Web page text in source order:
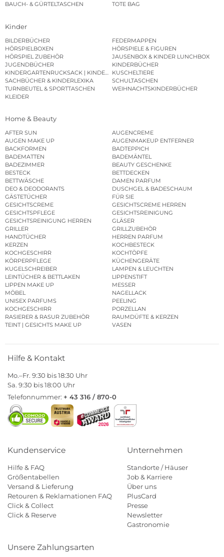
BAUCH- & GÜRTELTASCHEN
TOTE BAG
Kinder
BILDERBÜCHER
FEDERMAPPEN
HÖRSPIELBOXEN
HÖRSPIELE & FIGUREN
HÖRSPIEL ZUBEHÖR
JAUSENBOX & KINDER LUNCHBOX
JUGENDBÜCHER
KINDERBÜCHER
KINDERGARTENRUCKSACK | KINDERGARTENBEUTEL
KUSCHELTIERE
SACHBÜCHER & KINDERLEXIKA
SCHULTASCHEN
TURNBEUTEL & SPORTTASCHEN
WEIHNACHTSKINDERBÜCHER
KLEIDER
Home & Beauty
AFTER SUN
AUGENCREME
AUGEN MAKE UP
AUGENMAKEUP ENTFERNER
BACKFORMEN
BADTEPPICH
BADEMATTEN
BADEMÄNTEL
BADEZIMMER
BEAUTY GESCHENKE
BESTECK
BETTDECKEN
BETTWÄSCHE
DAMEN PARFUM
DEO & DEODORANTS
DUSCHGEL & BADESCHAUM
GÄSTETÜCHER
FÜR SIE
GESICHTSCREME
GESICHTSCREME HERREN
GESICHTSPFLEGE
GESICHTSREINIGUNG
GESICHTSREINIGUNG HERREN
GLÄSER
GRILLER
GRILLZUBEHÖR
HANDTÜCHER
HERREN PARFUM
KERZEN
KOCHBESTECK
KOCHGESCHIRR
KOCHTÖPFE
KÖRPERPFLEGE
KÜCHENGERÄTE
KUGELSCHREIBER
LAMPEN & LEUCHTEN
LEINTÜCHER & BETTLAKEN
LIPPENSTIFT
LIPPEN MAKE UP
MESSER
MÖBEL
NAGELLACK
UNISEX PARFUMS
PEELING
KOCHGESCHIRR
PORZELLAN
RASIERER & RASUR ZUBEHÖR
RAUMDÜFTE & KERZEN
TEINT | GESICHTS MAKE UP
VASEN
Hilfe & Kontakt
Mo.–Fr. 9:30 bis 18:30 Uhr
Sa. 9:30 bis 18:00 Uhr
Telefonnummer: + 43 316 / 870-0
Kundenservice
Hilfe & FAQ
Größentabellen
Versand & Lieferung
Retouren & Reklamationen FAQ
Click & Collect
Click & Reserve
Unternehmen
Standorte / Häuser
Job & Karriere
Über uns
PlusCard
Presse
Newsletter
Gastronomie
Unsere Zahlungsarten